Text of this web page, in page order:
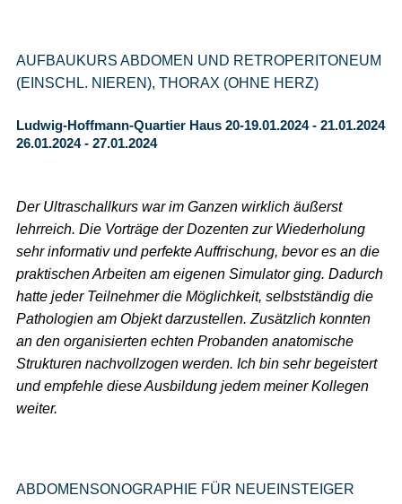
AUFBAUKURS ABDOMEN UND RETROPERITONEUM
(EINSCHL. NIEREN), THORAX (OHNE HERZ)
Ludwig-Hoffmann-Quartier Haus 20-19.01.2024 - 21.01.2024
26.01.2024 - 27.01.2024
Der Ultraschallkurs war im Ganzen wirklich äußerst
lehrreich. Die Vorträge der Dozenten zur Wiederholung
sehr informativ und perfekte Auffrischung, bevor es an die
praktischen Arbeiten am eigenen Simulator ging. Dadurch
hatte jeder Teilnehmer die Möglichkeit, selbstständig die
Pathologien am Objekt darzustellen. Zusätzlich konnten
an den organisierten echten Probanden anatomische
Strukturen nachvollzogen werden. Ich bin sehr begeistert
und empfehle diese Ausbildung jedem meiner Kollegen
weiter.
ABDOMENSONOGRAPHIE FÜR NEUEINSTEIGER